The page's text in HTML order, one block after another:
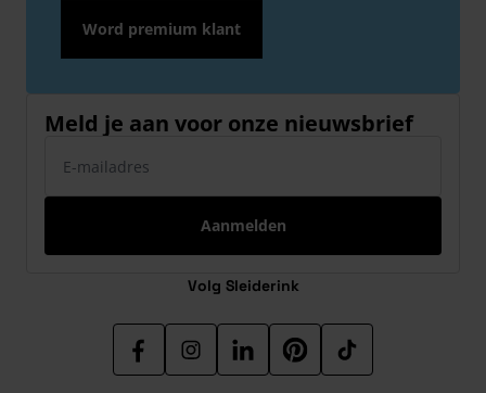
Word premium klant
Meld je aan voor onze nieuwsbrief
Aanmelden
Volg Sleiderink